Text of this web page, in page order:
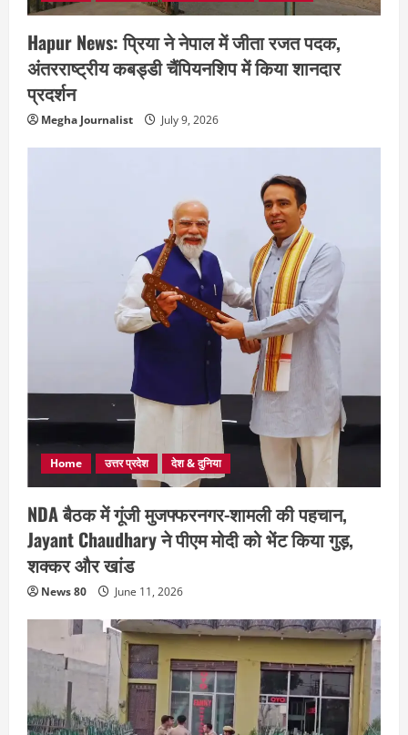
Hapur News: प्रिया ने नेपाल में जीता रजत पदक,
अंतरराष्ट्रीय कबड्डी चैंपियनशिप में किया शानदार
प्रदर्शन
Megha Journalist July 9, 2026
Home उत्तर प्रदेश देश & दुनिया
NDA बैठक में गूंजी मुजफ्फरनगर-शामली की पहचान,
Jayant Chaudhary ने पीएम मोदी को भेंट किया गुड़,
शक्कर और खांड
News 80 June 11, 2026